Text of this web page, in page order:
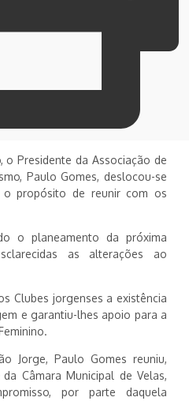
o Presidente da Associação de
Paulo Gomes, deslocou-se
propósito de reunir com os
o planeamento da próxima
as alterações ao
Clubes jorgenses a existência
e garantiu-lhes apoio para a
Jorge, Paulo Gomes reuniu,
Câmara Municipal de Velas,
por parte daquela